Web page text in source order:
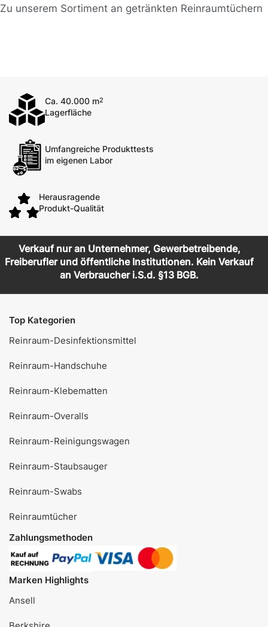
Zu unserem Sortiment an getränkten Reinraumtüchern
Ca. 40.000 m2
Lagerfläche
Umfangreiche Produkttests
im eigenen Labor
Herausragende
Produkt-Qualität
Verkauf nur an Unternehmer, Gewerbetreibende,
Freiberufler und öffentliche Institutionen. Kein Verkauf
an Verbraucher i.S.d. §13 BGB.
Top Kategorien
Reinraum-Desinfektionsmittel
Reinraum-Handschuhe
Reinraum-Klebematten
Reinraum-Overalls
Reinraum-Reinigungswagen
Reinraum-Staubsauger
Reinraum-Swabs
Reinraumtücher
Zahlungsmethoden
Marken Highlights
Ansell